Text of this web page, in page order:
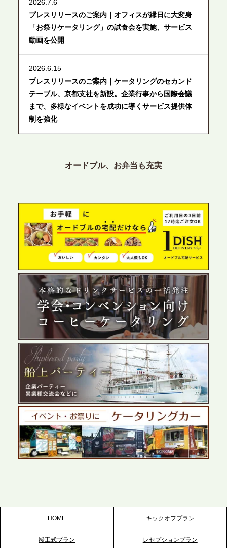
2026.7.6
プレスリリースのご案内｜オフィスが縁日に大変身
「お祭りケータリング」の試食会を実施、サービス
動画を公開
2026.6.15
プレスリリースのご案内｜ケータリングのセカンド
テーブル、京都支社を新設。企業行事から国際会議
まで、多様なイベントを成功に導くサービス提供体
制を強化
プレスリリースのご案内｜ケータリングのセカンド
目の展開で、拡大する出張パーティー・ケータリン
2026.6.4
プレスリリースのご案内｜夏の社内親睦が、配属後
の離職防止に。オフィスや会議室で縁日気分を味わ
う「お祭りケータリング」の提供を開始
2026.5.29
プレスリリースのご案内｜ケータリングのセカンド
テーブル、群馬前橋支社を設立。再開発やオフィス
展開が進む前橋エリアの企業ニーズに応え、高品質
なサービスで各種イベント・懇親会をサポート
2026.5.27
プレスリリースのご案内｜ケータリングのセカンド
テーブル、千葉本社を新設。幕張・舞浜の大型イベ
ントから主要都市の社内懇親会まで、現地拠点を活
かしたスムーズな対応を展開
2026.5.22
2026.5.20
プレスリリースのご案内｜ケータリングのセカンド
オードブル、お弁当も充実
HOME キックオフプラン
竣工式プラン レセプションプラン